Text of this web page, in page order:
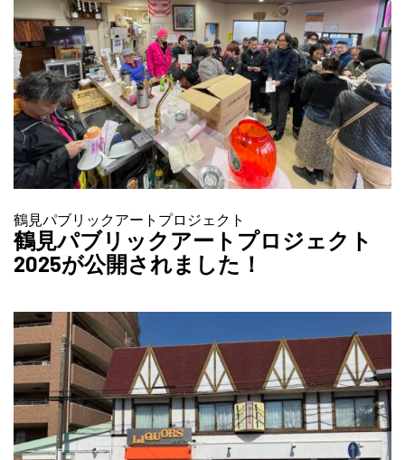
鶴見パブリックアートプロジェクト
鶴見パブリックアートプロジェクト
2025が公開されました！